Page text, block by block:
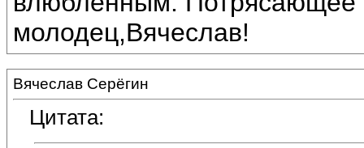
молодец,Вячеслав!
Вячеслав Серёгин
Цитата: